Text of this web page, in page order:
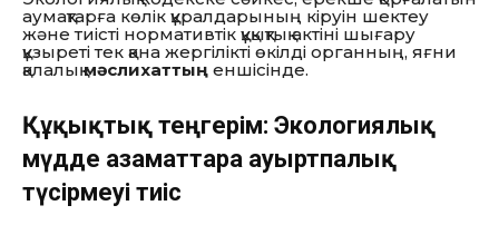
аумақтарға көлік құралдарының кіруін шектеу
және тиісті нормативтік құқықтық актіні шығару
құзыреті тек қана жергілікті өкілді органның, яғни
қалалықмәслихаттың еншісінде.
Құқықтық теңгерім: Экологиялық
мүдде азаматтарға ауыртпалық
түсірмеуі тиіс